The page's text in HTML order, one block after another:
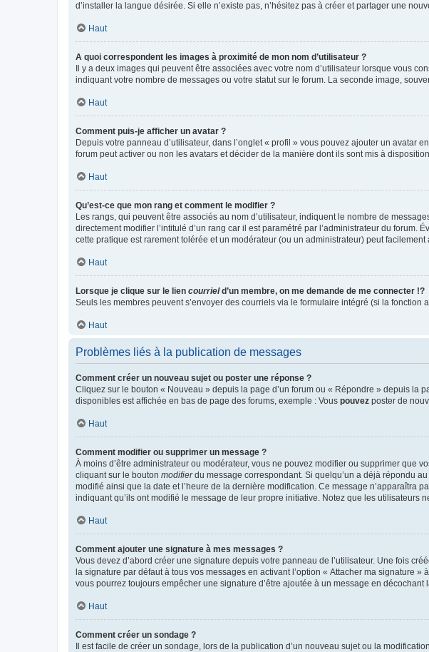
d’installer la langue désirée. Si elle n’existe pas, n’hésitez pas à créer et partager une
Haut
A quoi correspondent les images à proximité de mon nom d’utilisateur ?
Il y a deux images qui peuvent être associées avec votre nom d’utilisateur lorsque vous
indiquant votre nombre de messages ou votre statut sur le forum. La seconde image,
Haut
Comment puis-je afficher un avatar ?
Depuis votre panneau d’utilisateur, dans l’onglet « profil » vous pouvez ajouter un avatar
forum peut activer ou non les avatars et décider de la manière dont ils sont mis à
Haut
Qu’est-ce que mon rang et comment le modifier ?
Les rangs, qui peuvent être associés au nom d’utilisateur, indiquent le nombre de
directement modifier l’intitulé d’un rang car il est paramétré par l’administrateur du
cette pratique est rarement tolérée et un modérateur (ou un administrateur) peut
Haut
Lorsque je clique sur le lien courrield’un membre, on me demande de me connecter !?
Seuls les membres peuvent s’envoyer des courriels via le formulaire intégré (si la
Haut
Problèmes liés à la publication de messages
Comment créer un nouveau sujet ou poster une réponse ?
Cliquez sur le bouton « Nouveau » depuis la page d’un forum ou « Répondre » depuis la
disponibles est affichée en bas de page des forums, exemple : Vous pouvez poster de
Haut
Comment modifier ou supprimer un message ?
À moins d’être administrateur ou modérateur, vous ne pouvez modifier ou supprimer que
cliquant sur le bouton modifierdu message correspondant. Si quelqu’un a déjà répondu
modifié ainsi que la date et l’heure de la dernière modification. Ce message n’apparaîtra
indiquant qu’ils ont modifié le message de leur propre initiative. Notez que les utilisateurs
Haut
Comment ajouter une signature à mes messages ?
Vous devez d’abord créer une signature depuis votre panneau de l’utilisateur. Une fois
la signature par défaut à tous vos messages en activant l’option « Attacher ma signature »
vous pourrez toujours empêcher une signature d’être ajoutée à un message en décochant
Haut
Comment créer un sondage ?
Il est facile de créer un sondage, lors de la publication d’un nouveau sujet ou la